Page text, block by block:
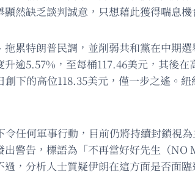
然缺乏談判誠意，只想藉此獲得喘息機
累特朗普民調，並削弱共和黨在中期
逾5.57%，至每桶117.46美元，其後
下的高位118.35美元，僅一步之遙
任何軍事行動，目前仍將持續封鎖視
警告，標語為「不再當好好先生（
，分析人士質疑伊朗在這方面是否面臨